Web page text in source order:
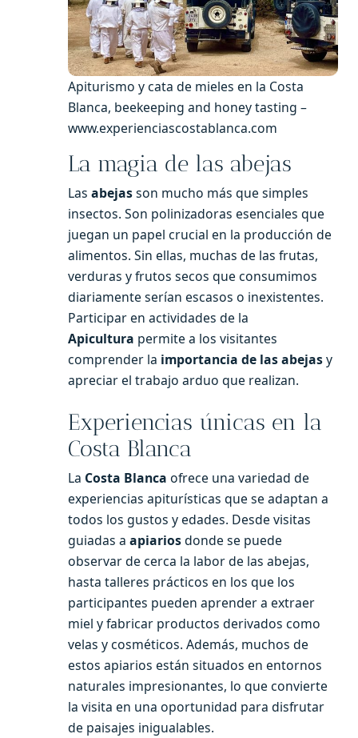
Apiturismo y cata de mieles en la Costa
Blanca, beekeeping and honey tasting –
www.experienciascostablanca.com
La magia de las abejas
Las abejasson mucho más que simples
insectos. Son polinizadoras esenciales que
juegan un papel crucial en la producción de
alimentos. Sin ellas, muchas de las frutas,
verduras y frutos secos que consumimos
diariamente serían escasos o inexistentes.
Participar en actividades de la
Apicultura permite a los visitantes
comprender la importancia de las abejasy
apreciar el trabajo arduo que realizan.
Experiencias únicas en la
Costa Blanca
La Costa Blanca ofrece una variedad de
experiencias apiturísticas que se adaptan a
todos los gustos y edades. Desde visitas
guiadas a apiariosdonde se puede
observar de cerca la labor de las abejas,
hasta talleres prácticos en los que los
participantes pueden aprender a extraer
miel y fabricar productos derivados como
velas y cosméticos. Además, muchos de
estos apiarios están situados en entornos
naturales impresionantes, lo que convierte
la visita en una oportunidad para disfrutar
de paisajes inigualables.